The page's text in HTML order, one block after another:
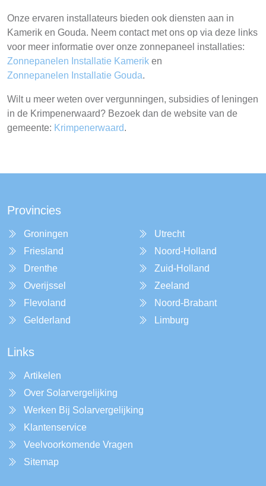
Onze ervaren installateurs bieden ook diensten aan in
Kamerik en Gouda. Neem contact met ons op via deze links
voor meer informatie over onze zonnepaneel installaties:
Zonnepanelen Installatie Kamerik en
Zonnepanelen Installatie Gouda.
Wilt u meer weten over vergunningen, subsidies of leningen
in de Krimpenerwaard? Bezoek dan de website van de
gemeente: Krimpenerwaard.
Provincies
Groningen
Friesland
Drenthe
Overijssel
Flevoland
Gelderland
Utrecht
Noord-Holland
Zuid-Holland
Zeeland
Noord-Brabant
Limburg
Links
Artikelen
Over Solarvergelijking
Werken Bij Solarvergelijking
Klantenservice
Veelvoorkomende Vragen
Sitemap